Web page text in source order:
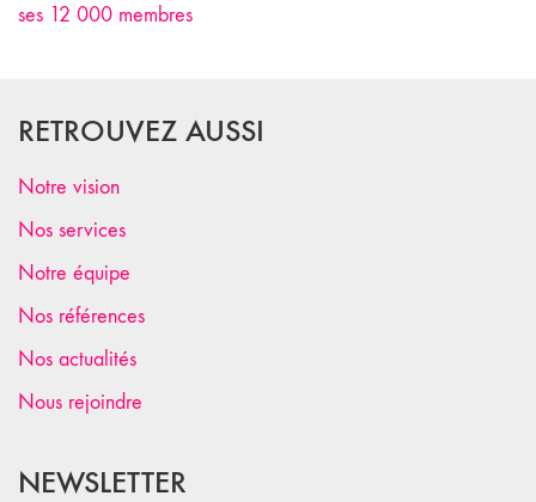
ses 12 000 membres
RETROUVEZ AUSSI
Notre vision
Nos services
Notre équipe
Nos références
Nos actualités
Nous rejoindre
NEWSLETTER